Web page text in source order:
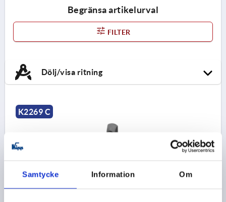
Samtycke Information Om
Begränsa artikelurval
FILTER
Dölj/visa ritning
K2269 C